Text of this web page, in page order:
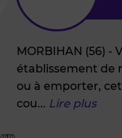
MORBIHAN (56) -
établissement de
ou à emporter,
cou... Lire plus